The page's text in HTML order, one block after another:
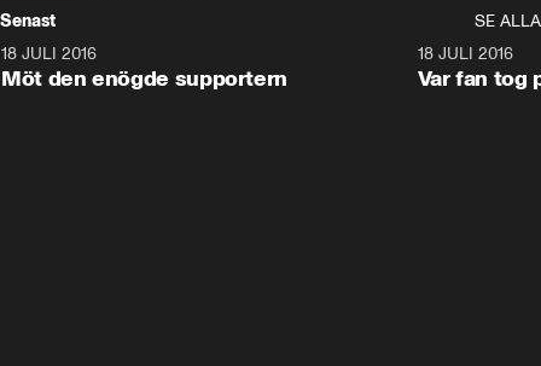
Senast
SE ALLA
18 JULI 2016
Möt den enögde supportern
18 JULI 2016
Var fan tog